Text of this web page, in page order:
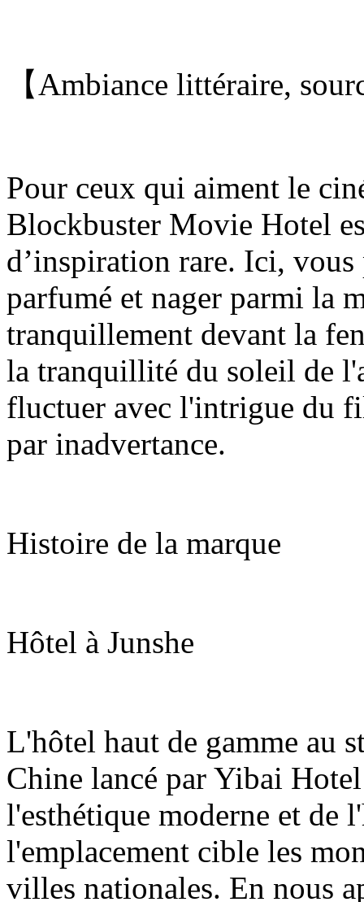
【Ambiance littéraire,
Pour ceux qui aiment le
Blockbuster Movie Hotel
d’inspiration rare. Ici, vous
parfumé et nager parmi la
tranquillement devant la
la tranquillité du soleil de
fluctuer avec l'intrigue du
par inadvertance.
Histoire de la marque
Hôtel à Junshe
L'hôtel haut de gamme au
Chine lancé par Yibai
l'esthétique moderne et de
l'emplacement cible les
villes nationales. En nous